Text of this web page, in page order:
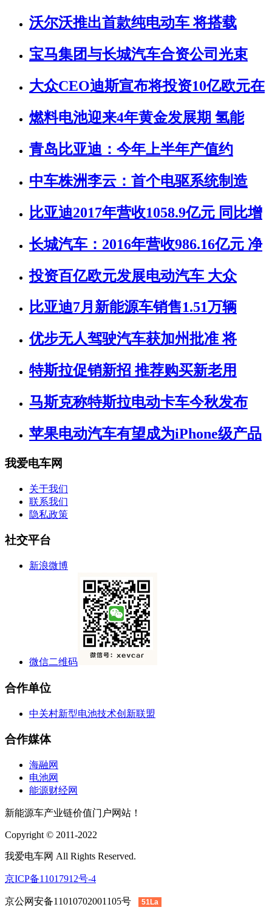
沃尔沃推出首款纯电动车 将搭载
宝马集团与长城汽车合资公司光束
大众CEO迪斯宣布将投资10亿欧元在
燃料电池迎来4年黄金发展期 氢能
青岛比亚迪：今年上半年产值约
中车株洲李云：首个电驱系统制造
比亚迪2017年营收1058.9亿元 同比增
长城汽车：2016年营收986.16亿元 净
投资百亿欧元发展电动汽车 大众
比亚迪7月新能源车销售1.51万辆
优步无人驾驶汽车获加州批准 将
特斯拉促销新招 推荐购买新老用
马斯克称特斯拉电动卡车今秋发布
苹果电动汽车有望成为iPhone级产品
我爱电车网
关于我们
联系我们
隐私政策
社交平台
新浪微博
微信二维码
合作单位
中关村新型电池技术创新联盟
合作媒体
海融网
电池网
能源财经网
新能源车产业链价值门户网站！
Copyright © 2011-2022
我爱电车网 All Rights Reserved.
京ICP备11017912号-4
京公网安备11010702001105号 51La